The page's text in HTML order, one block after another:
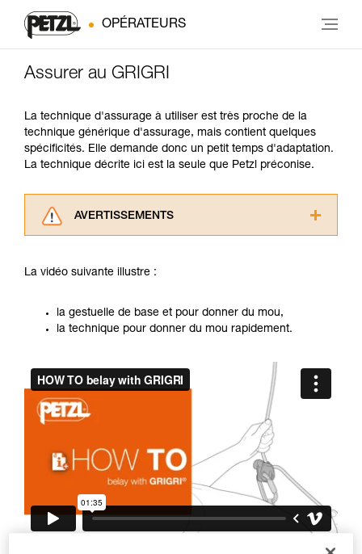
OPÉRATEURS
Assurer au GRIGRI
La technique d'assurage à utiliser est très proche de la
technique générique d'assurage, mais contient quelques
spécificités. Elle demande donc un petit temps d'adaptation.
La technique décrite ici est la seule que Petzl préconise.
AVERTISSEMENTS
consulter. Vous devez avoir compris les
pouvoir comprendre ce complément
d’informations.
avec un professionnel votre capacité à refaire
la manipulation, seul, en toute sécurité, avant
de la reproduire en autonomie.
Nous donnons des exemples de techniques
liées à votre activité. Il peut en exister d’autres
que nous ne décrivons pas ici.
La vidéo suivante illustre :
la gestuelle de base et pour donner du mou,
la technique pour donner du mou rapidement.